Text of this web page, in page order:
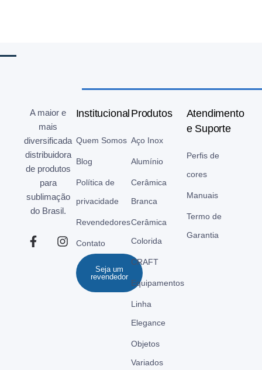
A maior e
mais
diversificada
distribuidora
de produtos
para
sublimação
do Brasil.
Institucional
Quem Somos
Blog
Política de
privacidade
Revendedores
Contato
Seja um
revendedor
Produtos
Aço Inox
Alumínio
Cerâmica
Branca
Cerâmica
Colorida
CRAFT
Equipamentos
Linha
Elegance
Objetos
Variados
Atendimento
e Suporte
Perfis de
cores
Manuais
Termo de
Garantia